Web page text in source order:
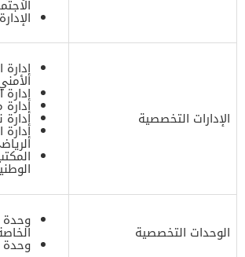
الإدارات التخصصية
إدارة
الوحدات التخصصية
وحدة
وحدة